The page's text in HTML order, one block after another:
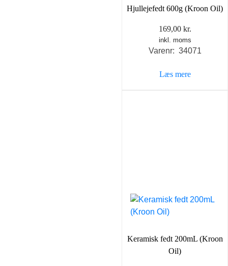
Hjullejefedt 600g (Kroon Oil)
169,00 kr.
inkl. moms
Varenr: 34071
Læs mere
Keramisk fedt 200mL (Kroon
Oil)